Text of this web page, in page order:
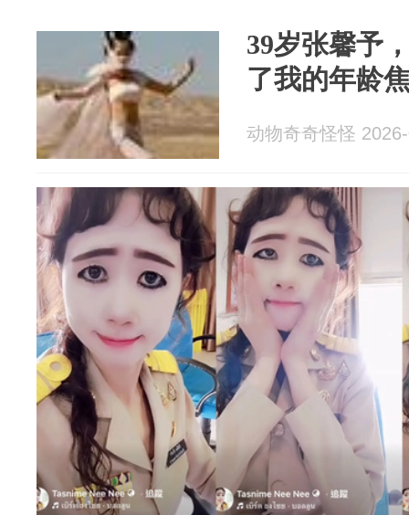
39岁张馨予
了我的年龄
动物奇奇怪怪